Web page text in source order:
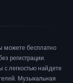
можете бесплатно
регистрации.
с легкостью найдете
Музыкальная